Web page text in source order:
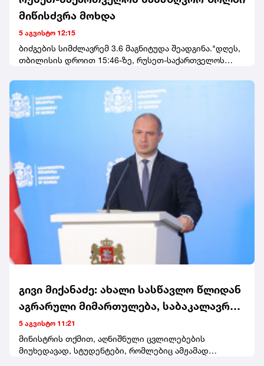
მიწისძვრა მოხდა
5 აგვისტო 12:15
ბიძგების სიმძლავრემ 3.6 მაგნიტუდა შეადგინა."დღეს,
თბილისის დროით 15:46-ზე, რუსეთ-საქართველოს
მიწისძვრა", - აღნიშნულია განცხადებაში.
გივი მიქანაძე: ახალი სასწავლო წლიდან
აგრარული მიმართულება, საბაკალავრო
და სამაგისტრო საგანმანათლებლო
პროგრამები, მთლიანად გადადის
სოხუმის სახელმწიფო უნივერსიტეტში
5 აგვისტო 11:21
მინისტრის თქმით, აღნიშნული ცვლილებების
მიუხედავად, სტუდენტები, რომლებიც ამჟამად